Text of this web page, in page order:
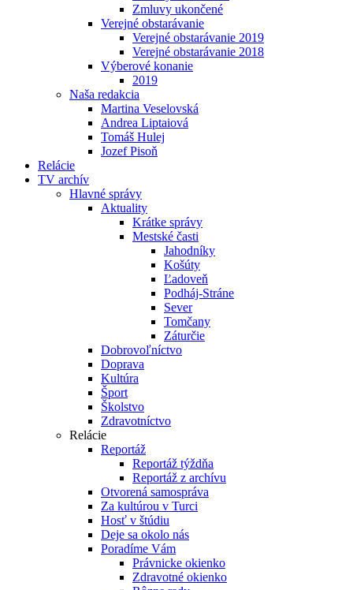
Zmluvy ukončené
Verejné obstarávanie
Verejné obstarávanie 2019
Verejné obstarávanie 2018
Výberové konanie
2019
Naša redakcia
Martina Veselovská
Andrea Liptaiová
Tomáš Hulej
Jozef Pisoň
Relácie
TV archív
Hlavné správy
Aktuality
Krátke správy
Mestské časti
Jahodníky
Košúty
Ľadoveň
Podháj-Stráne
Sever
Tomčany
Záturčie
Dobrovoľníctvo
Doprava
Kultúra
Šport
Školstvo
Zdravotníctvo
Relácie
Reportáž
Reportáž týždňa
Reportáž z archívu
Otvorená samospráva
Za kultúrou v Turci
Hosť v štúdiu
Deje sa okolo nás
Poradíme Vám
Právnicke okienko
Zdravotné okienko